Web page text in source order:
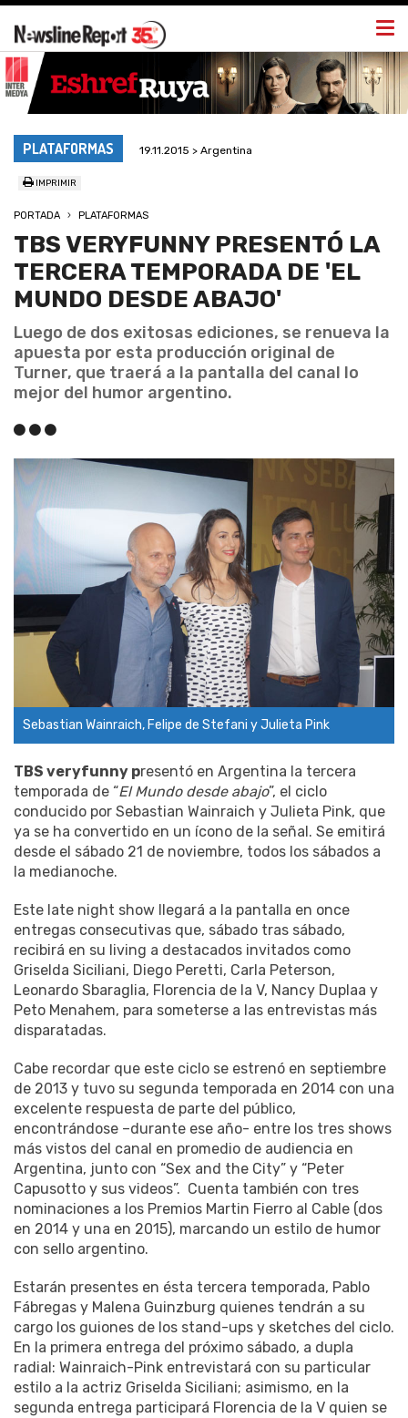
PLATAFORMAS 19.11.2015 > Argentina
IMPRIMIR
PORTADA PLATAFORMAS
TBS VERYFUNNY PRESENTÓ LA
TERCERA TEMPORADA DE 'EL
MUNDO DESDE ABAJO'
Luego de dos exitosas ediciones, se renueva la
apuesta por esta producción original de
Turner, que traerá a la pantalla del canal lo
mejor del humor argentino.
Sebastian Wainraich, Felipe de Stefani y Julieta Pink
TBS veryfunny presentó en Argentina la tercera
temporada de “El Mundo desde abajo”, el ciclo
conducido por Sebastian Wainraich y Julieta Pink, que
ya se ha convertido en un ícono de la señal. Se emitirá
desde el sábado 21 de noviembre, todos los sábados a
la medianoche.
Este late night show llegará a la pantalla en once
entregas consecutivas que, sábado tras sábado,
recibirá en su living a destacados invitados como
Griselda Siciliani, Diego Peretti, Carla Peterson,
Leonardo Sbaraglia, Florencia de la V, Nancy Duplaa y
Peto Menahem, para someterse a las entrevistas más
disparatadas.
Cabe recordar que este ciclo se estrenó en septiembre
de 2013 y tuvo su segunda temporada en 2014 con una
excelente respuesta de parte del público,
encontrándose –durante ese año- entre los tres shows
más vistos del canal en promedio de audiencia en
Argentina, junto con “Sex and the City” y “Peter
Capusotto y sus videos”. Cuenta también con tres
nominaciones a los Premios Martin Fierro al Cable (dos
en 2014 y una en 2015), marcando un estilo de humor
con sello argentino.
Estarán presentes en ésta tercera temporada, Pablo
Fábregas y Malena Guinzburg quienes tendrán a su
cargo los guiones de los stand-ups y sketches del ciclo.
En la primera entrega del próximo sábado, a dupla
radial: Wainraich-Pink entrevistará con su particular
estilo a la actriz Griselda Siciliani; asimismo, en la
segunda entrega participará Florencia de la V quien se